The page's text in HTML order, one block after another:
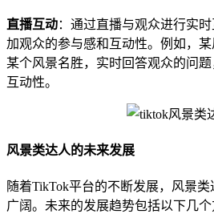
直播互动：通过直播与观众进行实
加观众的参与感和互动性。例如，
某个风景名胜，实时回答观众的问
互动性。
风景类达人的未来发展
随着TikTok平台的不断发展，风景
广阔。未来的发展趋势包括以下几个